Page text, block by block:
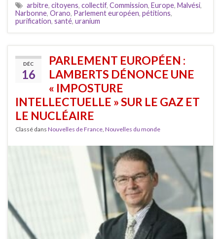
arbitre, citoyens, collectif, Commission, Europe, Malvési,
Narbonne, Orano, Parlement européen, pétitions,
purification, santé, uranium
DÉC
16
PARLEMENT EUROPÉEN :
LAMBERTS DÉNONCE UNE
« IMPOSTURE
INTELLECTUELLE » SUR LE GAZ ET
LE NUCLÉAIRE
Classé dans Nouvelles de France Nouvelles du monde